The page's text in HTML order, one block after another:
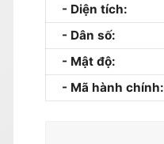
Diện tích:
Dân số:
Mật độ:
Mã hành chính: